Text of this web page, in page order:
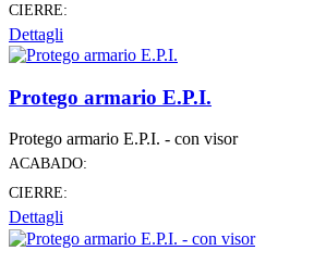
CIERRE:
Dettagli
Protego armario E.P.I.
Protego armario E.P.I. - con visor
ACABADO:
CIERRE:
Dettagli